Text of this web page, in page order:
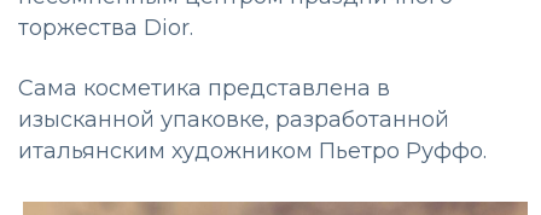
торжества Dior.
Сама косметика представлена в
изысканной упаковке, разработанной
итальянским художником Пьетро Руффо.